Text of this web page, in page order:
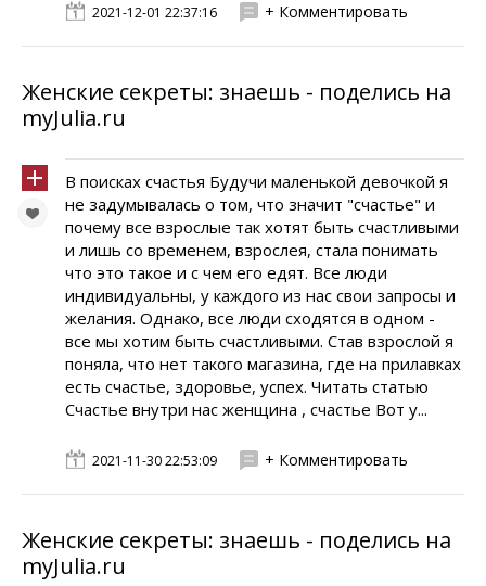
2021-12-01 22:37:16 + Комментировать
Женские секреты: знаешь - поделись на
myJulia.ru
В поисках счастья Будучи маленькой девочкой я
не задумывалась о том, что значит "счастье" и
почему все взрослые так хотят быть счастливыми
и лишь со временем, взрослея, стала понимать
что это такое и с чем его едят. Все люди
индивидуальны, у каждого из нас свои запросы и
желания. Однако, все люди сходятся в одном -
все мы хотим быть счастливыми. Став взрослой я
поняла, что нет такого магазина, где на прилавках
есть счастье, здоровье, успех. Читать статью
Счастье внутри нас женщина , счастье Вот у...
2021-11-30 22:53:09 + Комментировать
Женские секреты: знаешь - поделись на
myJulia.ru